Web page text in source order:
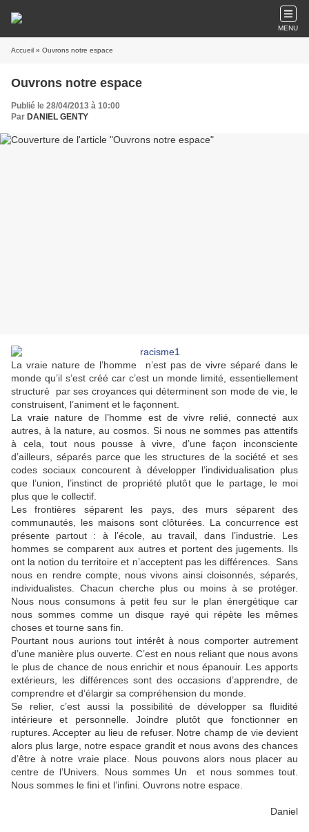
MENU
Accueil » Ouvrons notre espace
Ouvrons notre espace
Publié le 28/04/2013 à 10:00
Par DANIEL GENTY
La vraie nature de l’homme
n’est pas de vivre séparé dans le
monde qu’il s’est créé car c’est un monde limité, essentiellement
structuré
par ses croyances qui déterminent son mode de vie, le
construisent, l’animent et le façonnent.
La vraie nature de l’homme est de vivre relié, connecté aux
autres, à la nature, au cosmos. Si nous ne sommes pas attentifs
à cela, tout nous pousse à vivre, d’une façon inconsciente
d’ailleurs, séparés parce que les structures de la société et ses
codes sociaux concourent à développer l’individualisation plus
que l’union, l’instinct de propriété plutôt que le partage, le moi
plus que le collectif.
Les frontières séparent les pays, des murs séparent des
communautés, les maisons sont clôturées. La concurrence est
présente partout : à l’école, au travail, dans l’industrie. Les
hommes se comparent aux autres et portent des jugements. Ils
ont la notion du territoire et n’acceptent pas les différences.
Sans
nous en rendre compte, nous vivons ainsi cloisonnés, séparés,
individualistes. Chacun cherche plus ou moins à se protéger.
Nous nous consumons à petit feu sur le plan énergétique car
nous sommes comme un disque rayé qui répète les mêmes
choses et tourne sans fin.
Pourtant nous aurions tout intérêt à nous comporter autrement
d’une manière plus ouverte. C’est en nous reliant que nous avons
le plus de chance de nous enrichir et nous épanouir. Les apports
extérieurs, les différences sont des occasions d’apprendre, de
comprendre et d’élargir sa compréhension du monde.
Se relier, c’est aussi la possibilité de développer sa fluidité
intérieure et personnelle. Joindre plutôt que fonctionner en
ruptures. Accepter au lieu de refuser. Notre champ de vie devient
alors plus large, notre espace grandit et nous avons des chances
d’être à notre vraie place. Nous pouvons alors nous placer au
centre de l’Univers. Nous sommes Un
et nous sommes tout.
Nous sommes le fini et l’infini. Ouvrons notre espace.
Daniel